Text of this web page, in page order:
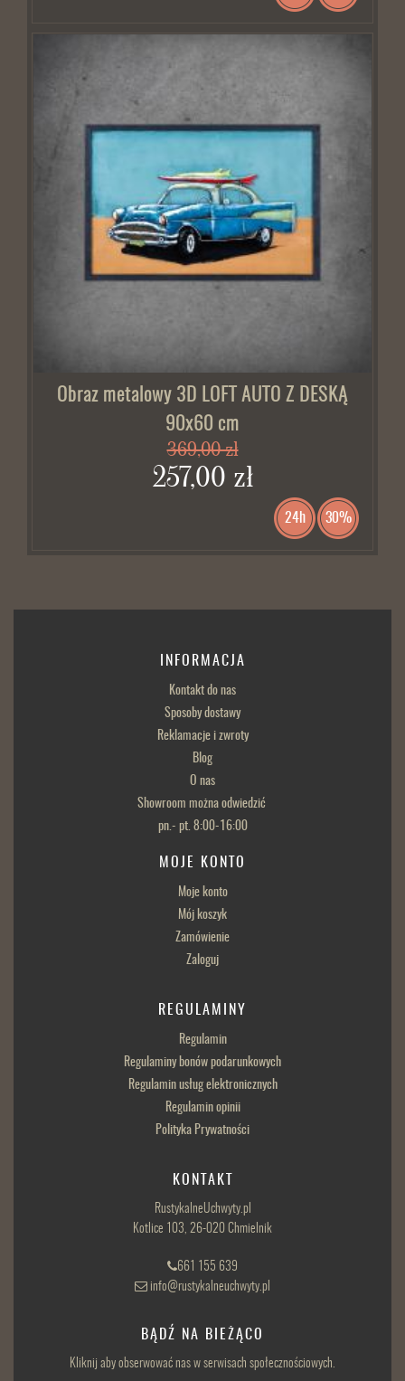
Obraz metalowy 3D LOFT AUTO Z DESKĄ
90x60 cm
369,00 zł
257,00 zł
24h 30%
INFORMACJA
Kontakt do nas
Sposoby dostawy
Reklamacje i zwroty
Blog
O nas
Showroom można odwiedzić
pn.- pt. 8:00-16:00
MOJE KONTO
Moje konto
Mój koszyk
Zamówienie
Zaloguj
REGULAMINY
Regulamin
Regulaminy bonów podarunkowych
Regulamin usług elektronicznych
Regulamin opinii
Polityka Prywatności
KONTAKT
RustykalneUchwyty.pl
Kotlice 103, 26-020 Chmielnik
661 155 639
info@rustykalneuchwyty.pl
BĄDŹ NA BIEŻĄCO
Kliknij aby obserwować nas w serwisach społecznościowych.